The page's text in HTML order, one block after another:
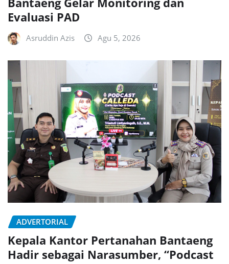
Evaluasi PAD
Asruddin Azis Agu 5, 2026
ADVERTORIAL
Kepala Kantor Pertanahan Bantaeng
Hadir sebagai Narasumber, “Podcast